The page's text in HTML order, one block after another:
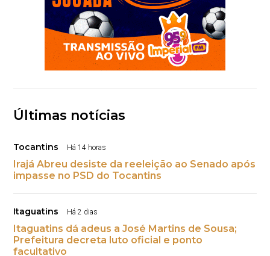
Últimas notícias
Tocantins Há 14 horas
Irajá Abreu desiste da reeleição ao Senado após
impasse no PSD do Tocantins
Itaguatins Há 2 dias
Itaguatins dá adeus a José Martins de Sousa;
Prefeitura decreta luto oficial e ponto
facultativo